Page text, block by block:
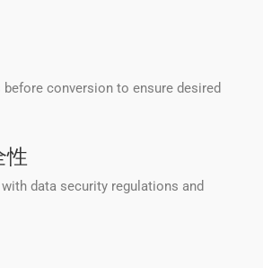
conversion to ensure desired
性
data security regulations and